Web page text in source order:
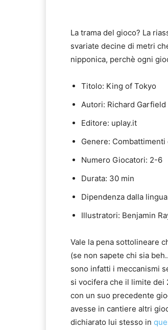
La trama del gioco? La
svariate decine di metri
nipponica, perchè ogni
Titolo: King of Tokyo
Autori: Richard Garfield
Editore: uplay.it
Genere: Combattimenti
Numero Giocatori: 2-6
Durata: 30 min
Dipendenza dalla
Illustratori: Benjamin
Vale la pena sottolineare
(se non sapete chi sia
sono infatti i meccanismi
si vocifera che il limite dei
con un suo precedente
avesse in cantiere altri
dichiarato lui stesso in